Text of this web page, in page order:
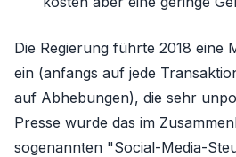
Die Regierung führte 2018 eine
ein (anfangs auf jede
auf Abhebungen), die sehr
Presse wurde das im
sogenannten "Social-Media-